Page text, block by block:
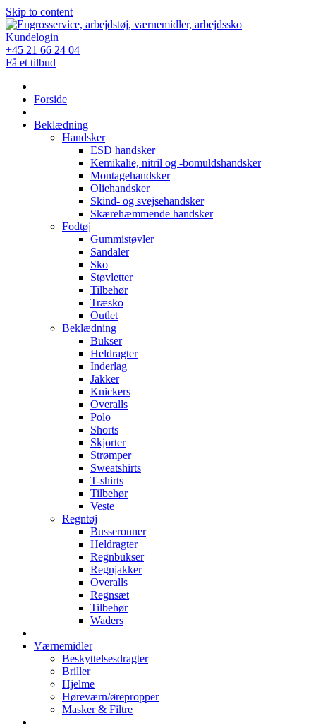
Skip to content
Kundelogin
+45 21 66 24 04
Få et tilbud
Forside
Beklædning
Handsker
ESD handsker
Kemikalie, nitril og -bomuldshandsker
Montagehandsker
Oliehandsker
Skind- og svejsehandsker
Skærehæmmende handsker
Fodtøj
Gummistøvler
Sandaler
Sko
Støvletter
Tilbehør
Træsko
Outlet
Beklædning
Bukser
Heldragter
Inderlag
Jakker
Knickers
Overalls
Polo
Shorts
Skjorter
Strømper
Sweatshirts
T-shirts
Tilbehør
Veste
Regntøj
Busseronner
Heldragter
Regnbukser
Regnjakker
Overalls
Regnsæt
Tilbehør
Waders
Værnemidler
Beskyttelsesdragter
Briller
Hjelme
Høreværn/ørepropper
Masker & Filtre